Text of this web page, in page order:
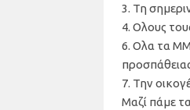
3. Τη
4. Ολους
6. Ολα τα
7. Την
Μαζί πάμε